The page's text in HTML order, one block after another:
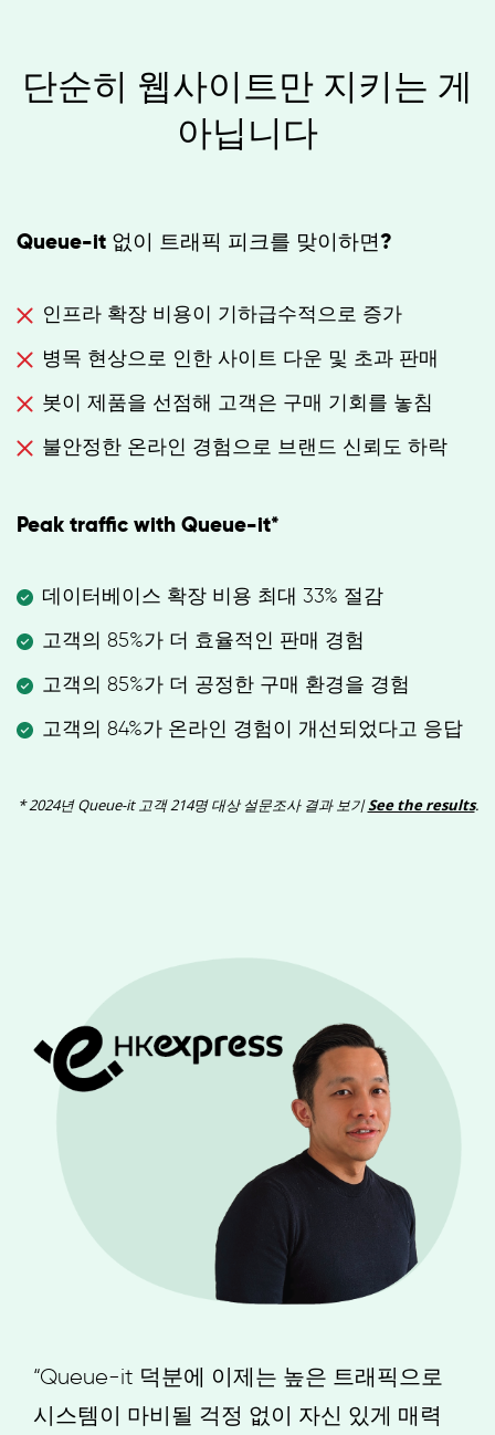
단순히 웹사이트만 지키는 게
아닙니다
Queue-it 없이 트래픽 피크를 맞이하면?
인프라 확장 비용이 기하급수적으로 증가
병목 현상으로 인한 사이트 다운 및 초과 판매
봇이 제품을 선점해 고객은 구매 기회를 놓침
불안정한 온라인 경험으로 브랜드 신뢰도 하락
Peak traffic with Queue-it*
데이터베이스 확장 비용 최대 33% 절감
고객의 85%가 더 효율적인 판매 경험
고객의 85%가 더 공정한 구매 환경을 경험
고객의 84%가 온라인 경험이 개선되었다고 응답
* 2024년 Queue-it 고객 214명 대상 설문조사 결과 보기See the results.
“Queue-it 덕분에 이제는 높은 트래픽으로
시스템이 마비될 걱정 없이 자신 있게 매력